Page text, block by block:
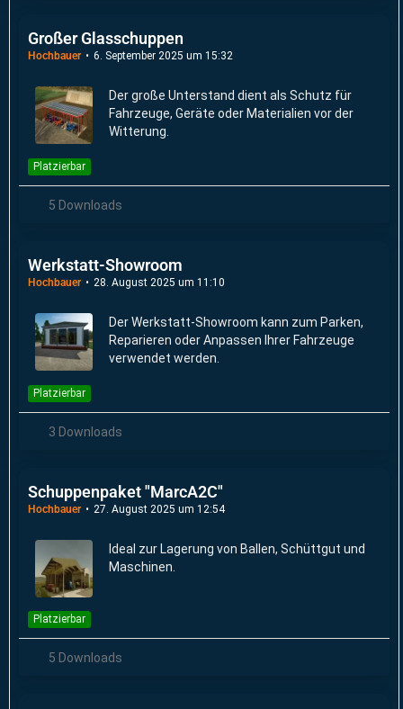
Großer Glasschuppen
Hochbauer 6. September 2025 um 15:32
Der große Unterstand dient als Schutz für
Fahrzeuge, Geräte oder Materialien vor der
Witterung.
Platzierbar
5 Downloads
Werkstatt-Showroom
Hochbauer 28. August 2025 um 11:10
Der Werkstatt-Showroom kann zum Parken,
Reparieren oder Anpassen Ihrer Fahrzeuge
verwendet werden.
Platzierbar
3 Downloads
Schuppenpaket "MarcA2C"
Hochbauer 27. August 2025 um 12:54
Ideal zur Lagerung von Ballen, Schüttgut und
Maschinen.
Platzierbar
5 Downloads